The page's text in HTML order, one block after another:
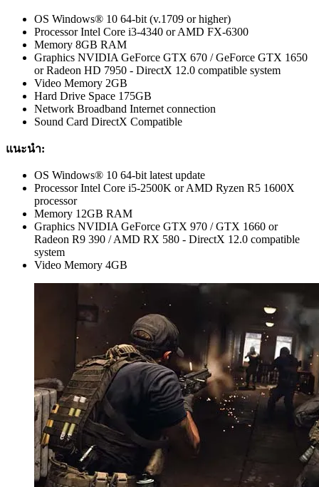
OS Windows® 10 64-bit (v.1709 or higher)
Processor Intel Core i3-4340 or AMD FX-6300
Memory 8GB RAM
Graphics NVIDIA GeForce GTX 670 / GeForce GTX 1650
or Radeon HD 7950 - DirectX 12.0 compatible system
Video Memory 2GB
Hard Drive Space 175GB
Network Broadband Internet connection
Sound Card DirectX Compatible
แนะนำ:
OS Windows® 10 64-bit latest update
Processor Intel Core i5-2500K or AMD Ryzen R5 1600X
processor
Memory 12GB RAM
Graphics NVIDIA GeForce GTX 970 / GTX 1660 or
Radeon R9 390 / AMD RX 580 - DirectX 12.0 compatible
system
Video Memory 4GB